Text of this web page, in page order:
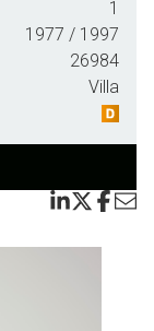
1
1977 / 1997
26984
Villa